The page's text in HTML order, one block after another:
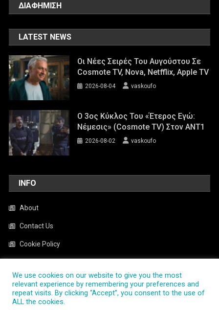
ΔΙΑΦΗΜΙΣΗ
LATEST NEWS
Οι Νέες Σειρές Του Αυγούστου Σε
Cosmote TV, Nova, Netfflix, Apple TV
2026-08-04 vaskoufo
Ο 3ος Κύκλος Του «Έτερος Εγώ:
Νέμεσις» (Cosmote TV) Στον ΑΝΤ1
2026-08-02 vaskoufo
INFO
About
Contact Us
Cookie Policy
Privacy Policy
We use cookies on our website to give you the most
relevant experience by remembering your preferences and
repeat visits. By clicking “Accept”, you consent to the use of
ALL the cookies.